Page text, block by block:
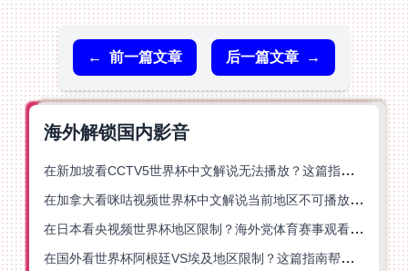
← 前一篇文章 后一篇文章 →
海外解锁国内影音
在新加坡看CCTV5世界杯中文解说无法播放？这篇指南帮你解锁海外体育直播自由
在加拿大看咪咕视频世界杯中文解说当前地区不可播放？这篇指南帮你一键解决
在日本看央视频世界杯地区限制？海外党体育赛事观看终极指南
在国外看世界杯阿根廷VS埃及地区限制？这篇指南帮你搞定中文直播+解说